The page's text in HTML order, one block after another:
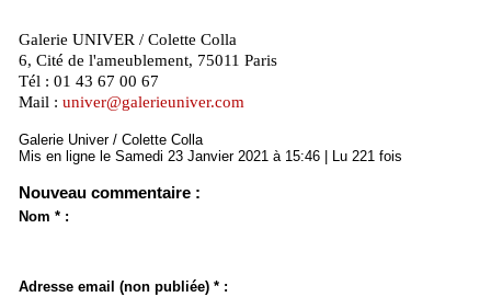
Galerie UNIVER / Colette Colla
6, Cité de l'ameublement, 75011 Paris
Tél : 01 43 67 00 67
Mail : univer@galerieuniver.com
Galerie Univer / Colette Colla
Mis en ligne le Samedi 23 Janvier 2021 à 15:46 | Lu 221 fois
Nouveau commentaire :
Nom * :
Adresse email (non publiée) * :